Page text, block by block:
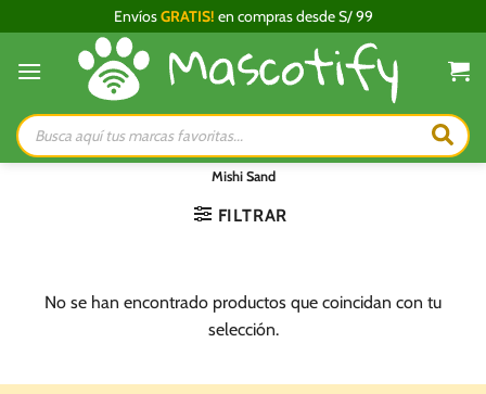
al
contenido
EnvíosGRATIS! en compras desde S/ 99
Búsqueda
de
productos
Mishi Sand
FILTRAR
No se han encontrado productos que coincidan con tu
selección.